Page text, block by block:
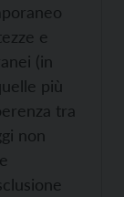
e
(in
più
tra
non